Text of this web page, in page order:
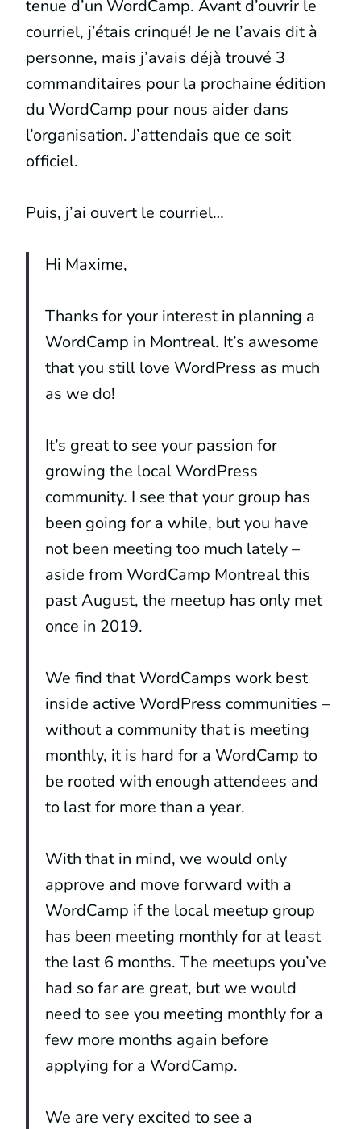
tenue d’un WordCamp. Avant d’ouvrir le
courriel, j’étais crinqué! Je ne l’avais dit à
personne, mais j’avais déjà trouvé 3
commanditaires pour la prochaine édition
du WordCamp pour nous aider dans
l’organisation. J’attendais que ce soit
officiel.
Puis, j’ai ouvert le courriel…
Hi Maxime,
Thanks for your interest in planning a
WordCamp in Montreal. It’s awesome
that you still love WordPress as much
as we do!
It’s great to see your passion for
growing the local WordPress
community. I see that your group has
been going for a while, but you have
not been meeting too much lately –
aside from WordCamp Montreal this
past August, the meetup has only met
once in 2019.
We find that WordCamps work best
inside active WordPress communities –
without a community that is meeting
monthly, it is hard for a WordCamp to
be rooted with enough attendees and
to last for more than a year.
With that in mind, we would only
approve and move forward with a
WordCamp if the local meetup group
has been meeting monthly for at least
the last 6 months. The meetups you’ve
had so far are great, but we would
need to see you meeting monthly for a
few more months again before
applying for a WordCamp.
We are very excited to see a